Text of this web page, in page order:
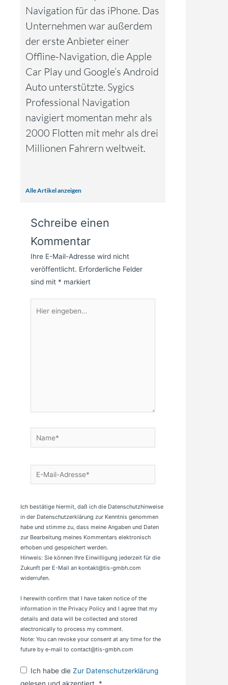
Navigation für das iPhone. Das
Unternehmen war außerdem
der erste Anbieter einer
Offline-Navigation, die Apple
Car Play und Google’s Android
Auto unterstützte. Sygics
Professional Navigation
navigiert momentan mehr als
2000 Flotten mit mehr als drei
Millionen Fahrern weltweit.
Alle Artikel anzeigen
Schreibe einen
Kommentar
Ihre E-Mail-Adresse wird nicht
veröffentlicht. Erforderliche Felder
sind mit * markiert
eingeben…
Name*
E-
Mail-
Ich bestätige hiermit, daß ich die Datenschutzhinweise
in der Datenschutzerklärung zur Kenntnis genommen
habe und stimme zu, dass meine Angaben und Daten
zur Bearbeitung meines Kommentars elektronisch
erhoben und gespeichert werden.
Hinweis: Sie können Ihre Einwilligung jederzeit für die
Zukunft per E-Mail an kontakt@tis-gmbh.com
widerrufen.
I herewith confirm that I have taken notice of the
information in the Privacy Policy and I agree that my
details and data will be collected and stored
electronically to process my comment.
Note: You can revoke your consent at any time for the
future by e-mail to contact@tis-gmbh.com
Ich habe die Zur Datenschutzerklärung
gelesen und akzeptiert. *